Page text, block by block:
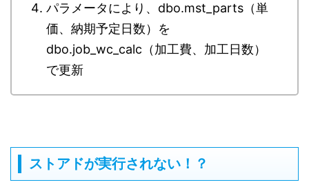
パラメータにより、dbo.mst_parts（単
価、納期予定日数）を
dbo.job_wc_calc（加工費、加工日数）
で更新
ストアドが実行されない！？